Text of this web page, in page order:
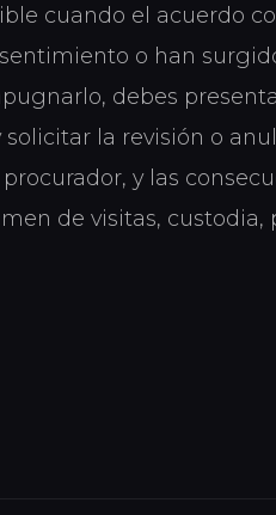
cuando el acuerdo
o han
debes
la revisión o
y las
de visitas, custodia,